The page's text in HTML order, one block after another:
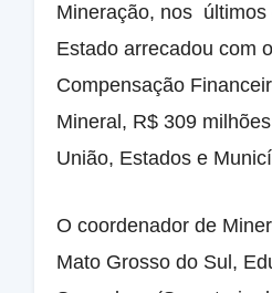
Mineração, nos últimos
Estado arrecadou com
Compensação
Mineral, R$ 309
União, Estados e
O coordenador de
Mato Grosso do Sul,